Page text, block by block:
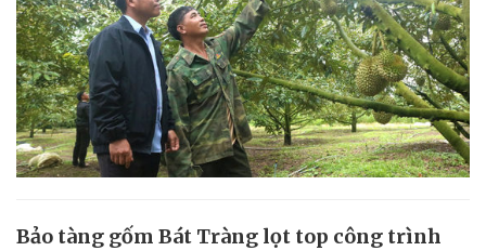
Bảo tàng gốm Bát Tràng lọt top công trình